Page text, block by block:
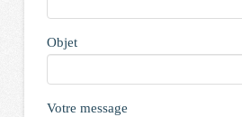
Objet
Votre message